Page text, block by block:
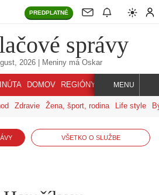
PREDPLATNÉ
správy
2026| Meniny má Oskar
DOMOV REGIÓNY INDEX SVET
MENU
Zdravie Žena, šport, rodina Life style
VŠETKO O SLUŽBE